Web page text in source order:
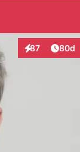
87
Interaktionen
80d